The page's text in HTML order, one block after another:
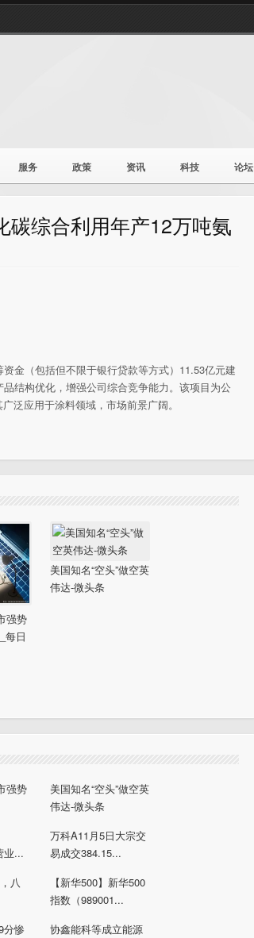
服务 政策 资讯 科技 论坛
碳综合利用年产12万吨氨
金（包括但不限于银行贷款等方式）11.53亿元建
结构优化，增强公司综合竞争能力。该项目为公
泛应用于涂料领域，市场前景广阔。
强势
每日
美国知名“空头”做空英
伟达-微头条
强势
美国知名“空头”做空英
伟达-微头条
业...
万科A11月5日大宗交
易成交384.15...
八
【新华500】新华500
指数（989001...
分惨
协鑫能科等成立能源